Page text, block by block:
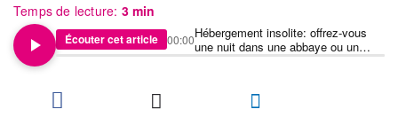
Temps de lecture: 3 min
Écouter cet article
Hébergement insolite: offrez-vous
une nuit dans une abbaye ou un
couvent à partir de 100 euros
00:00